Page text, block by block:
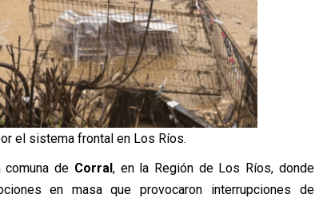
el sistema frontal en Los Ríos.
de Corral, en la Región de Los Ríos, donde
en masa que provocaron interrupciones de